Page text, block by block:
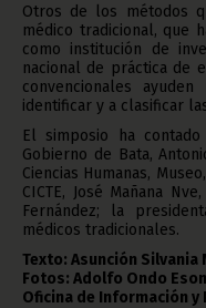
Otros de los métodos
médico tradicional, que
como institución de
nacional de práctica de
convencionales
identificar y a clasificar
El simposio ha
Gobierno de Bata,
Ciencias Humanas,
CICTE, José Mañana
Fernández; la
médicos tradicionales.
Texto: Asunción Silvania
Fotos: Adolfo Ondo
Oficina de Información y